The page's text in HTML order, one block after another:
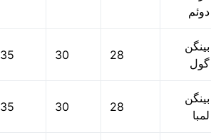
دوئم
35 30 28
بینگن
گول
35 30 28
بینگن
لمبا